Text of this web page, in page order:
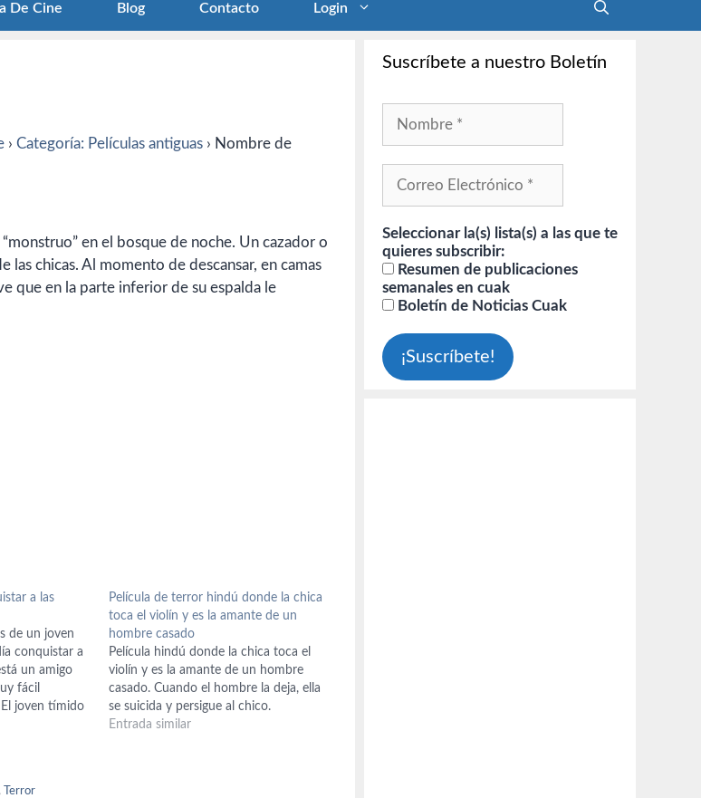
De Cine Blog Contacto Login
› Categoría: Películas antiguas › Nombre de
en el bosque de noche. Un cazador o
las chicas. Al momento de descansar, en camas
que en la parte inferior de su espalda le
a las
de un joven
conquistar a
un amigo
fácil
joven tímido
de cómo
Película de terror hindú donde la chica
toca el violín y es la amante de un
hombre casado
Película hindú donde la chica toca el
violín y es la amante de un hombre
casado. Cuando el hombre la deja, ella
se suicida y persigue al chico.
Entrada similar
Terror
Suscríbete a nuestro Boletín
Seleccionar la(s) lista(s) a las que te
quieres subscribir:
Resumen de publicaciones
semanales en cuak
Boletín de Noticias Cuak